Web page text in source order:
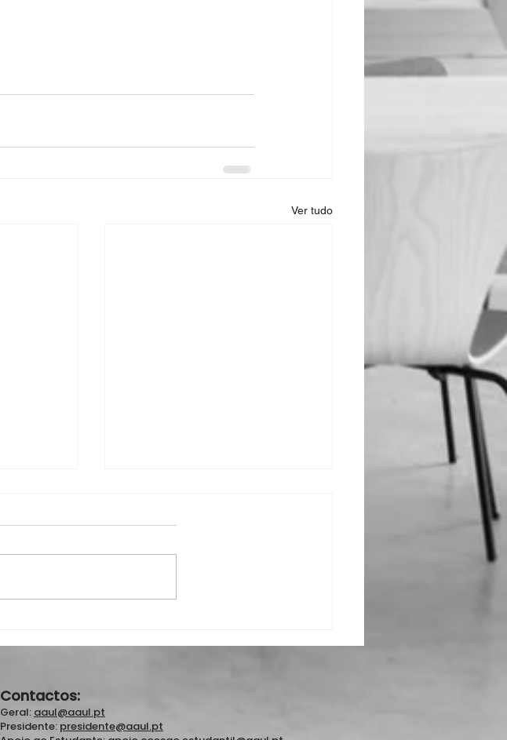
Ver tudo
Contactos:
Geral: aaul@aaul.pt
Presidente: presidente@aaul.pt